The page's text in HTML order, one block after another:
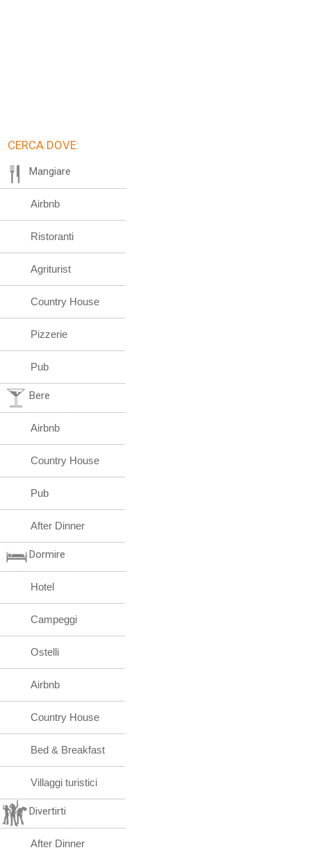
CERCA DOVE:
Mangiare
Airbnb
Ristoranti
Agriturist
Country House
Pizzerie
Pub
Bere
Airbnb
Country House
Pub
After Dinner
Dormire
Hotel
Campeggi
Ostelli
Airbnb
Country House
Bed & Breakfast
Villaggi turistici
Divertirti
After Dinner